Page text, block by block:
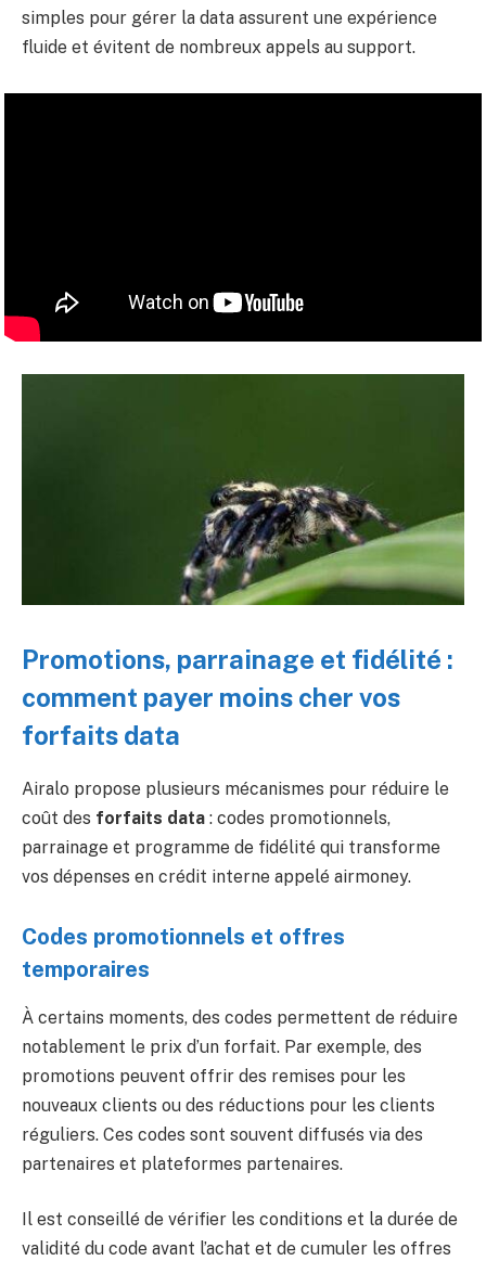
simples pour gérer la data assurent une expérience
fluide et évitent de nombreux appels au support.
Promotions, parrainage et fidélité :
comment payer moins cher vos
forfaits data
Airalo propose plusieurs mécanismes pour réduire le
coût des forfaits data : codes promotionnels,
parrainage et programme de fidélité qui transforme
vos dépenses en crédit interne appelé airmoney.
Codes promotionnels et offres
temporaires
À certains moments, des codes permettent de réduire
notablement le prix d’un forfait. Par exemple, des
promotions peuvent offrir des remises pour les
nouveaux clients ou des réductions pour les clients
réguliers. Ces codes sont souvent diffusés via des
partenaires et plateformes partenaires.
Il est conseillé de vérifier les conditions et la durée de
validité du code avant l’achat et de cumuler les offres